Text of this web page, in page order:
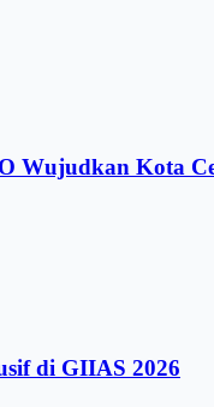
Wujudkan Kota
di GIIAS 2026